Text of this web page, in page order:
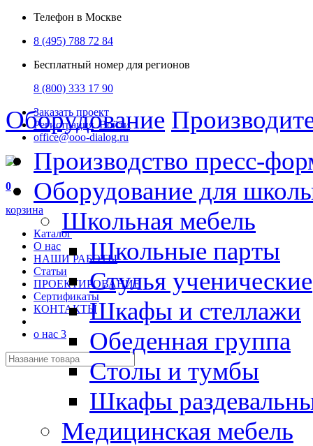
Телефон в Москве
8 (495) 788 72 84
Бесплатный номер для регионов
8 (800) 333 17 90
Заказать проект
Регистрация Войти
office@ooo-dialog.ru
0
корзина
Каталог
О нас
НАШИ РАБОТЫ
Статьи
ПРОЕКТИРОВАНИЕ
Сертификаты
КОНТАКТЫ
о нас 3
Оборудование
Производство пресс-
Оборудование для
Школьная мебель
Школьные парты
Стулья ученические
Шкафы и стеллажи
Обеденная группа
Столы и тумбы
Шкафы
Медицинская мебель